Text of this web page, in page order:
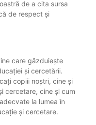
de a cita sursa
de respect și
care găzduiește
și cercetării.
copiii noștri, cine și
cercetare, cine și cum
la lumea în
și cercetare.